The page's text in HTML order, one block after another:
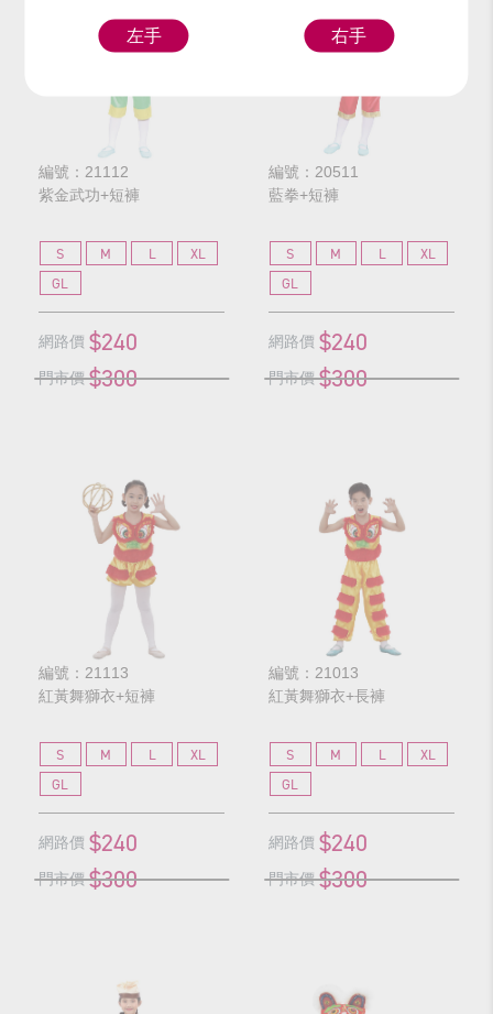
編號：21112
紫金武功+短褲
S M L
XL
GL
網路價 $240
門市價 $300
編號：20511
藍拳+短褲
S M L
XL
GL
網路價 $240
門市價 $300
編號：21113
紅黃舞獅衣+短褲
S M L
XL
GL
網路價 $240
門市價 $300
編號：21013
紅黃舞獅衣+長褲
S M L
XL
GL
網路價 $240
門市價 $300
左手 右手